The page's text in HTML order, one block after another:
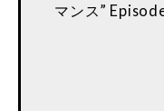
マンス”